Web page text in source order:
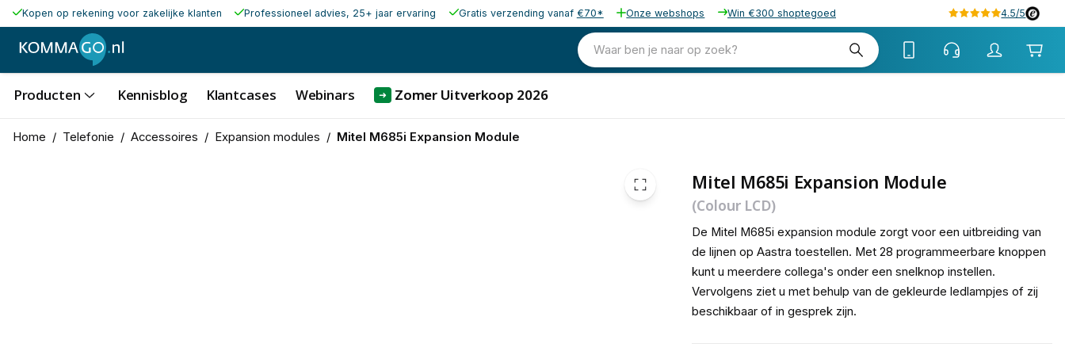
Kopen op rekening voor zakelijke klanten Professioneel advies, 25+ jaar ervaring Gratis verzending vanaf €70* Onze webshops Win €300 shoptegoed 4.5/5
Waar ben je naar op zoek?
Producten Kennisblog Klantcases Webinars ➜ Zomer Uitverkoop 2026
Home / Telefonie / Accessoires / Expansion modules / Mitel M685i Expansion Module
Mitel M685i Expansion Module
(Colour LCD)
De Mitel M685i expansion module zorgt voor een uitbreiding van
de lijnen op Aastra toestellen. Met 28 programmeerbare knoppen
kunt u meerdere collega's onder een snelknop instellen.
Vervolgens ziet u met behulp van de gekleurde ledlampjes of zij
beschikbaar of in gesprek zijn.
150,12 excl. btw
181,65 incl. btw